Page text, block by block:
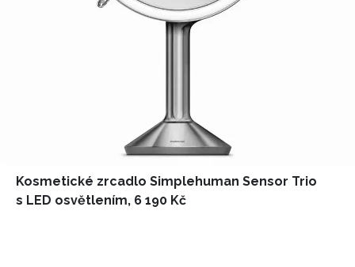
Kosmetické zrcadlo Simplehuman Sensor Trio
s LED osvětlením, 6 190 Kč